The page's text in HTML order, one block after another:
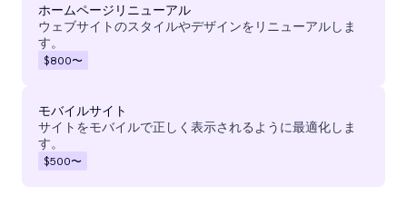
ホームページリニューアル
ウェブサイトのスタイルやデザインをリニューアルしま
す。
$800〜
モバイルサイト
サイトをモバイルで正しく表示されるように最適化しま
す。
$500〜